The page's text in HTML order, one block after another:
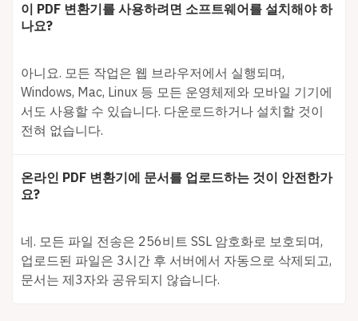
이 PDF 변환기를 사용하려면 소프트웨어를 설치해야 하
나요?
아니요. 모든 작업은 웹 브라우저에서 실행되며,
Windows, Mac, Linux 등 모든 운영체제와 모바일 기기에
서도 사용할 수 있습니다. 다운로드하거나 설치할 것이
전혀 없습니다.
온라인 PDF 변환기에 문서를 업로드하는 것이 안전한가
요?
네. 모든 파일 전송은 256비트 SSL 암호화로 보호되며,
업로드된 파일은 3시간 후 서버에서 자동으로 삭제되고,
문서는 제3자와 공유되지 않습니다.